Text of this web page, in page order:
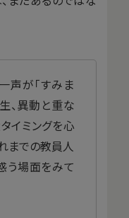
声が「すみま
、異動と重な
イミングを心
までの教員人
う場面をみて